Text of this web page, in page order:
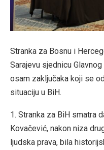
Stranka za Bosnu i
Sarajevu sjednicu
osam zaključaka koji se
situaciju u BiH.
1. Stranka za BiH smatra
Kovačević, nakon niza
ljudska prava, bila